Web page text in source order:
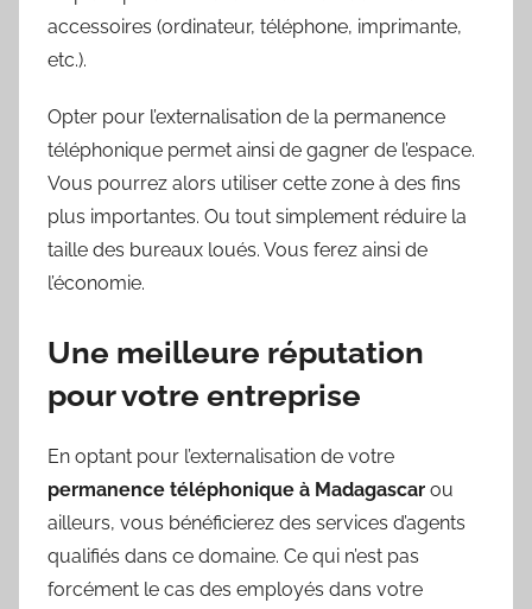
accessoires (ordinateur, téléphone, imprimante,
etc.).
Opter pour l’externalisation de la permanence
téléphonique permet ainsi de gagner de l’espace.
Vous pourrez alors utiliser cette zone à des fins
plus importantes. Ou tout simplement réduire la
taille des bureaux loués. Vous ferez ainsi de
l’économie.
Une meilleure réputation
pour votre entreprise
En optant pour l’externalisation de votre
permanence téléphonique à Madagascar ou
ailleurs, vous bénéficierez des services d’agents
qualifiés dans ce domaine. Ce qui n’est pas
forcément le cas des employés dans votre